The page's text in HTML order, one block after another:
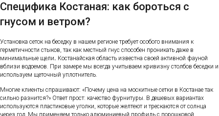
Специфика Костаная: как бороться с
гнусом и ветром?
Установка сеток на беседку в нашем регионе требует особого внимания к
герметичности стыков, так как местный гнус способен проникать даже в
минимальные щели. Костанайская область известна своей активной фауной
вблизи водоемов. При замере мы всегда учитываем кривизну столбов беседки и
используем щеточный уплотнитель.
Многие клиенты спрашивают: «Почему цена на москитные сетки в Костанае так
сильно разнится?» Ответ прост: качество фурнитуры. В дешевых вариантах
используются пластиковые уголки, которые желтеют и трескаются от солнца
через год. Мы применяем только алюминиевый профиль с порошковой